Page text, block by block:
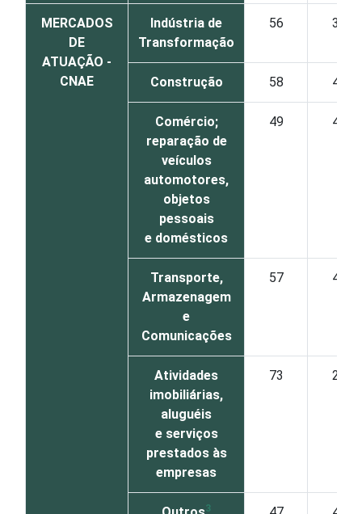
MERCADOS
DE
ATUAÇÃO -
CNAE
Indústria de
Transformação
56 38
Construção 58 41
Comércio;
reparação de
veículos
automotores,
objetos
pessoais
e domésticos
49 49
Transporte,
Armazenagem
e
Comunicações
57 42
Atividades
imobiliárias,
aluguéis
e serviços
prestados às
empresas
73 24
3